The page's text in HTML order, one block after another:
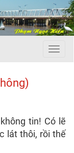
Menu
tin! Có lẽ
lát thôi, rồi thế